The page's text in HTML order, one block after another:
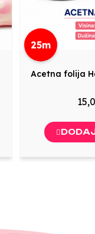
25m
Acetna folija